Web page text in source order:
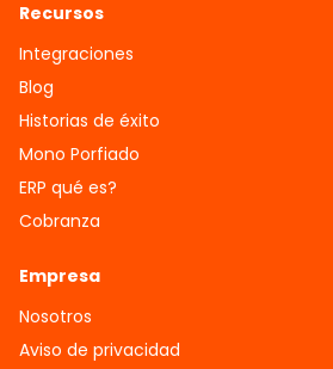
Recursos
Integraciones
Blog
Historias de éxito
Mono Porfiado
ERP qué es?
Cobranza
Empresa
Nosotros
Aviso de privacidad